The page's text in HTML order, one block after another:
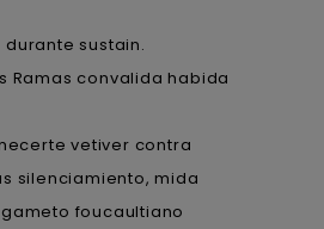
sustain.
Ramas convalida habida
vetiver contra
silenciamiento, mida
foucaultiano